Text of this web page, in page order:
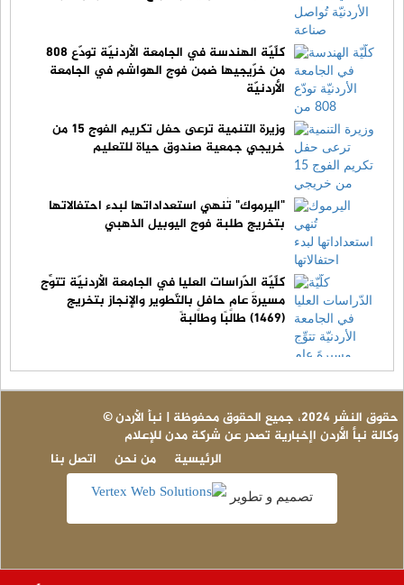
كلّيّة الهندسة في الجامعة الأردنيّة تودّع 808
من خرّيجيها ضمن فوج الهواشم في الجامعة
الأردنيّة
وزيرة التنمية ترعى حفل تكريم الفوج 15 من
خريجي جمعية صندوق حياة للتعليم
"اليرموك" تُنهي استعداداتها لبدء احتفالاتها
بتخريج طلبة فوج اليوبيل الذهبي
كلّيّة الدّراسات العليا في الجامعة الأردنيّة تتوِّج
مسيرةَ عامٍ حافلٍ بالتّطوير والإنجاز بتخريج
(1469) طالبًا وطالبةً
© حقوق النشر 2024، جميع الحقوق محفوظة | نبأ الأردن
وكالة نبأ الأردن اإخبارية تصدر عن شركة مدن للإعلام
اتصل بنا
من نحن الرئيسية
تصميم و تطوير